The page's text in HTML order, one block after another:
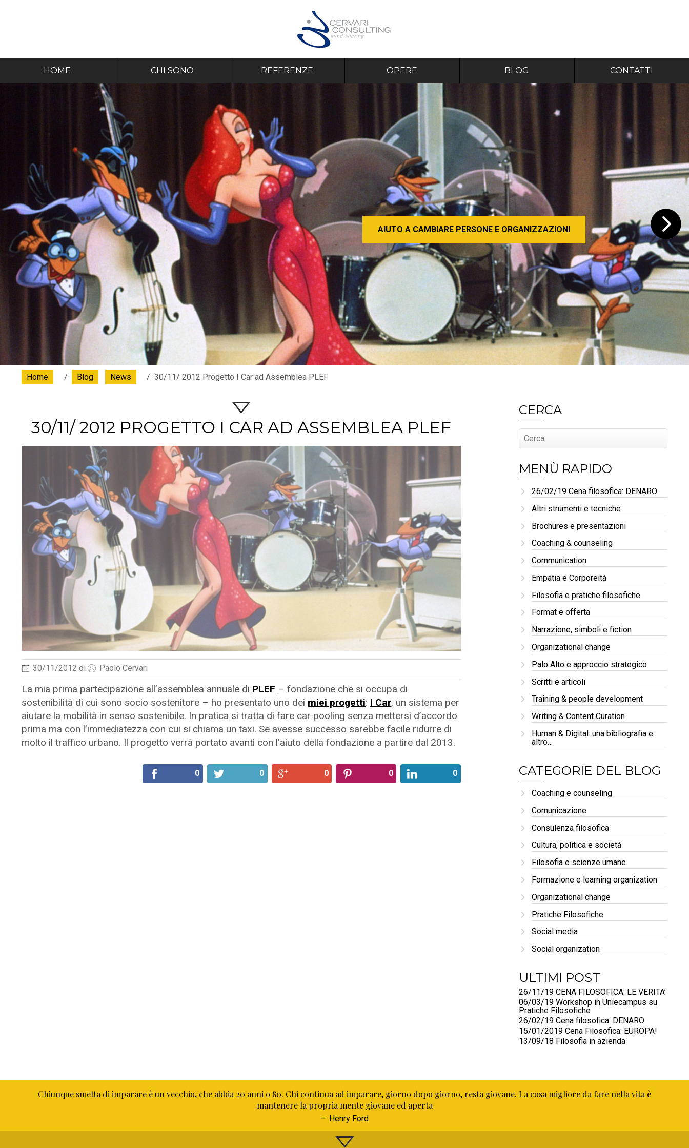
HOME CHI SONO REFERENZE OPERE BLOG CONTATTI
AIUTO A CAMBIARE PERSONE E ORGANIZZAZIONI
Home Blog News 30/11/ 2012 Progetto I Car ad Assemblea PLEF
30/11/ 2012 PROGETTO I CAR AD ASSEMBLEA PLEF
30/11/2012 di Paolo Cervari
La mia prima partecipazione all’assemblea annuale di PLEF – fondazione che si occupa di
sostenibilità di cui sono socio sostenitore – ho presentato uno dei miei progetti: I Car, un sistema per
aiutare la mobilità in senso sostenibile. In pratica si tratta di fare car pooling senza mettersi d’accordo
prima ma con l’immediatezza con cui si chiama un taxi. Se avesse successo sarebbe facile ridurre di
molto il traffico urbano. Il progetto verrà portato avanti con l’aiuto della fondazione a partire dal 2013.
0 0 0 0 0
CERCA
MENÙ RAPIDO
26/02/19 Cena filosofica: DENARO
Altri strumenti e tecniche
Brochures e presentazioni
Coaching & counseling
Communication
Empatia e Corporeità
Filosofia e pratiche filosofiche
Format e offerta
Narrazione, simboli e fiction
Organizational change
Palo Alto e approccio strategico
Scritti e articoli
Training & people development
Writing & Content Curation
Human & Digital: una bibliografia e
altro…
CATEGORIE DEL BLOG
Coaching e counseling
Comunicazione
Consulenza filosofica
Cultura, politica e società
Filosofia e scienze umane
Formazione e learning organization
Organizational change
Pratiche Filosofiche
Social media
Social organization
ULTIMI POST
26/11/19 CENA FILOSOFICA: LE VERITA’
06/03/19 Workshop in Uniecampus su
Pratiche Filosofiche
26/02/19 Cena filosofica: DENARO
15/01/2019 Cena Filosofica: EUROPA!
13/09/18 Filosofia in azienda
Chiunque smetta di imparare è un vecchio, che abbia 20 anni o 80. Chi continua ad imparare, giorno dopo giorno, resta giovane. La cosa migliore da fare nella vita è
mantenere la propria mente giovane ed aperta
Henry Ford